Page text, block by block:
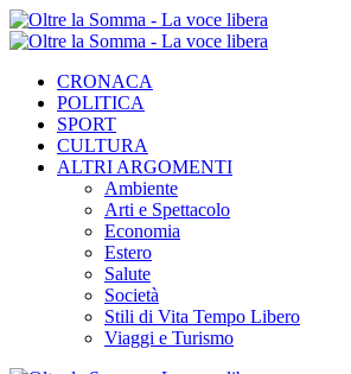
CRONACA
POLITICA
SPORT
CULTURA
ALTRI ARGOMENTI
Ambiente
Arti e Spettacolo
Economia
Estero
Salute
Società
Stili di Vita Tempo Libero
Viaggi e Turismo